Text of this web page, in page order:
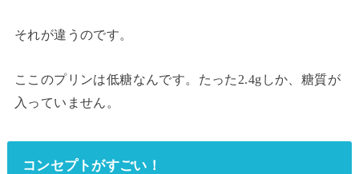
それが違うのです。
ここのプリンは低糖なんです。たった2.4gしか、糖質が
入っていません。
コンセプトがすごい！